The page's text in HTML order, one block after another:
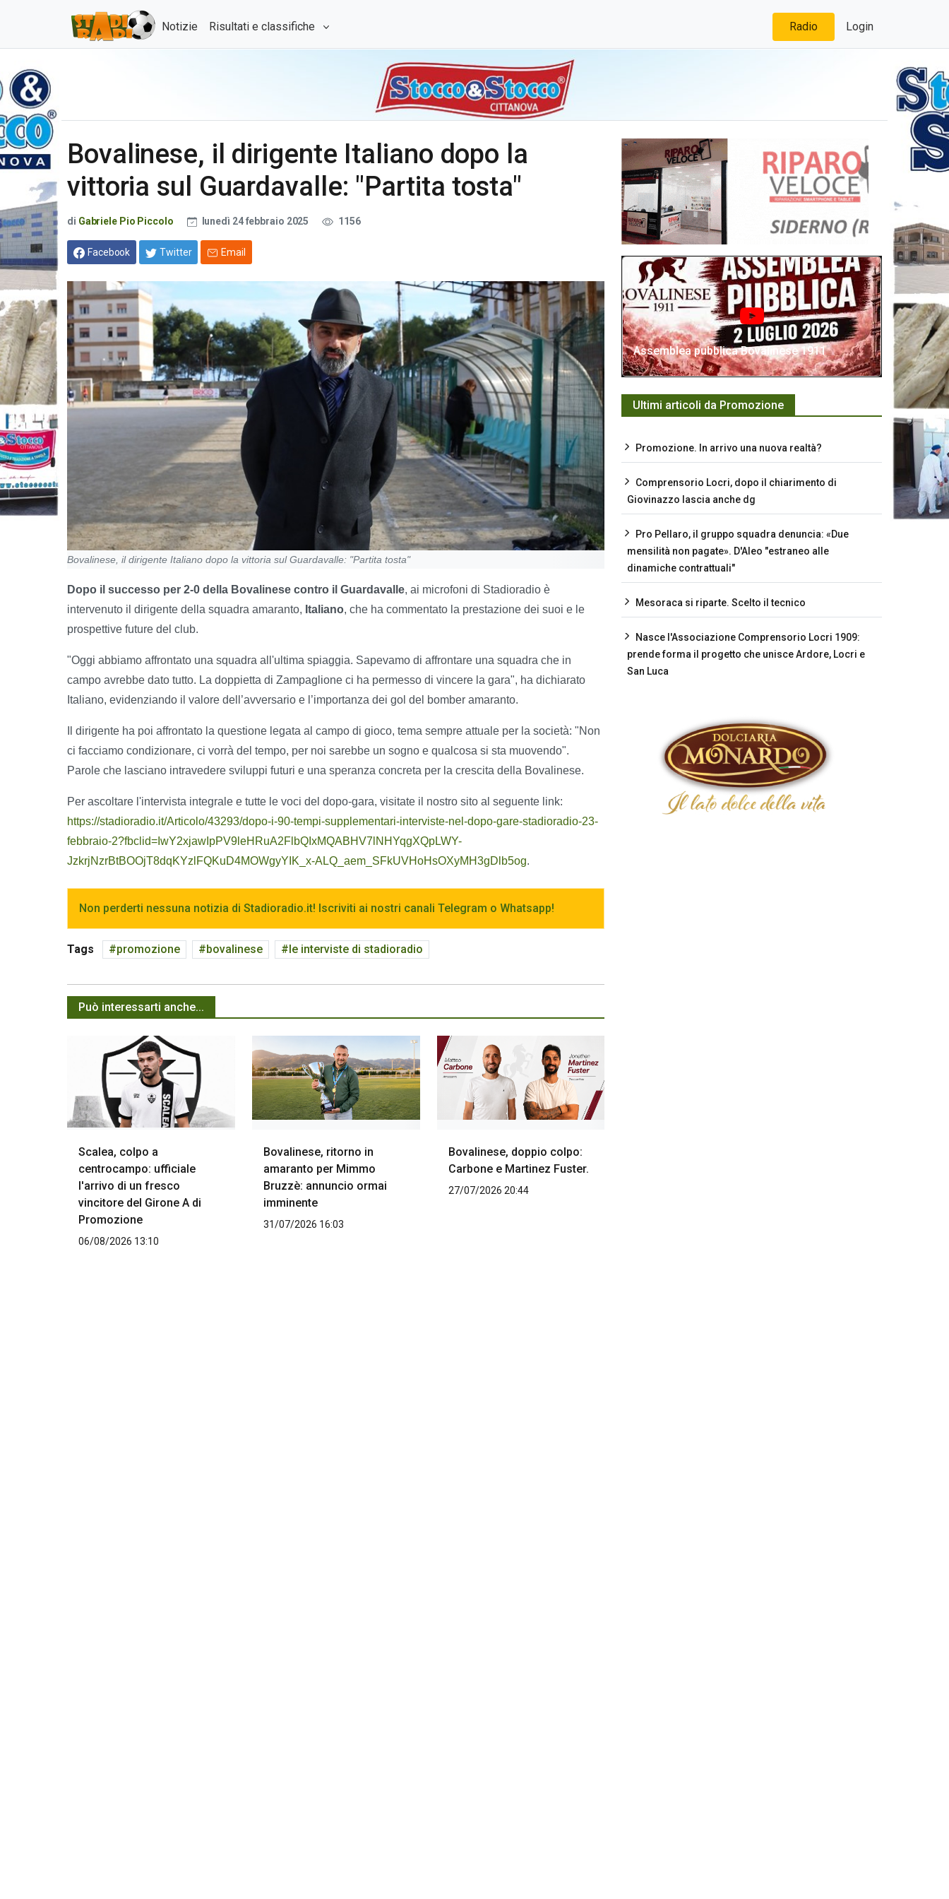
Notizie Risultati e classifiche Radio Login
Bovalinese, il dirigente Italiano dopo la
vittoria sul Guardavalle: "Partita tosta"
di Gabriele Pio Piccolo lunedì 24 febbraio 2025 1156
Facebook Twitter Email
Bovalinese, il dirigente Italiano dopo la vittoria sul Guardavalle: "Partita tosta"
Dopo il successo per 2-0 della Bovalinese contro il Guardavalle, ai microfoni di Stadioradio è
intervenuto il dirigente della squadra amaranto, Italiano, che ha commentato la prestazione dei suoi e le
prospettive future del club.
"Oggi abbiamo affrontato una squadra all'ultima spiaggia. Sapevamo di affrontare una squadra che in
campo avrebbe dato tutto. La doppietta di Zampaglione ci ha permesso di vincere la gara", ha dichiarato
Italiano, evidenziando il valore dell’avversario e l’importanza dei gol del bomber amaranto.
Il dirigente ha poi affrontato la questione legata al campo di gioco, tema sempre attuale per la società: "Non
ci facciamo condizionare, ci vorrà del tempo, per noi sarebbe un sogno e qualcosa si sta muovendo".
Parole che lasciano intravedere sviluppi futuri e una speranza concreta per la crescita della Bovalinese.
Per ascoltare l'intervista integrale e tutte le voci del dopo-gara, visitate il nostro sito al seguente link:
https://stadioradio.it/Articolo/43293/dopo-i-90-tempi-supplementari-interviste-nel-dopo-gare-stadioradio-23-
febbraio-2?fbclid=IwY2xjawIpPV9leHRuA2FlbQIxMQABHV7lNHYqgXQpLWY-
JzkrjNzrBtBOOjT8dqKYzlFQKuD4MOWgyYIK_x-ALQ_aem_SFkUVHoHsOXyMH3gDlb5og.
Non perderti nessuna notizia di Stadioradio.it! Iscriviti ai nostri canali Telegram o Whatsapp!
Tags promozione bovalinese le interviste di stadioradio
Può interessarti anche...
Scalea, colpo a
centrocampo: ufficiale
l'arrivo di un fresco
vincitore del Girone A di
Promozione
06/08/2026 13:10
Bovalinese, ritorno in
amaranto per Mimmo
Bruzzè: annuncio ormai
imminente
31/07/2026 16:03
Bovalinese, doppio colpo:
Carbone e Martinez Fuster.
27/07/2026 20:44
Assemblea pubblica Bovalinese 1911
Ultimi articoli da Promozione
Promozione. In arrivo una nuova realtà?
Comprensorio Locri, dopo il chiarimento di
Giovinazzo lascia anche dg
Pro Pellaro, il gruppo squadra denuncia: «Due
mensilità non pagate». D'Aleo "estraneo alle
dinamiche contrattuali"
Mesoraca si riparte. Scelto il tecnico
Nasce l'Associazione Comprensorio Locri 1909:
prende forma il progetto che unisce Ardore, Locri e
San Luca